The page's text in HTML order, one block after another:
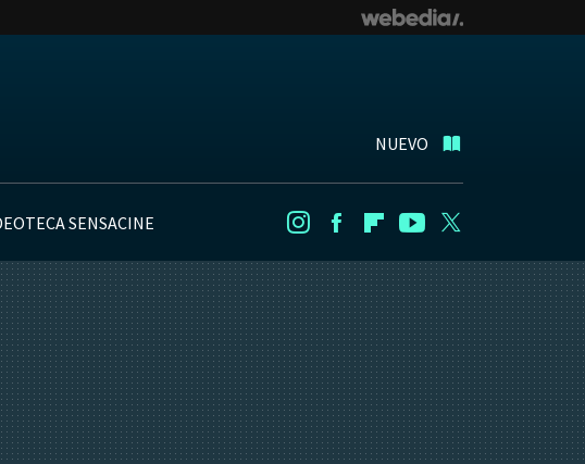
NUEVO
SENSACINE InstagramFacebookFlipboard
Youtube